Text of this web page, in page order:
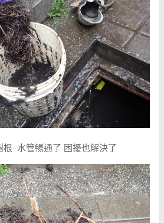
根 水管暢通了 困擾也解決了